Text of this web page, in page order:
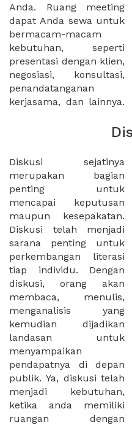
Anda. Ruang meeting
dapat Anda sewa untuk
bermacam-macam
kebutuhan, seperti
presentasi dengan klien,
negosiasi, konsultasi,
penandatanganan
kerjasama, dan lainnya.
XWORK akan
mempermudah
meeting Anda dan
membuat klien Anda
puas dengan meeting
Diskusi sejatinya
merupakan bagian
penting untuk
mencapai keputusan
maupun kesepakatan.
Diskusi telah menjadi
sarana penting untuk
perkembangan literasi
tiap individu. Dengan
diskusi, orang akan
membaca, menulis,
menganalisis yang
kemudian dijadikan
landasan untuk
menyampaikan
pendapatnya di depan
publik. Ya, diskusi telah
menjadi kebutuhan,
ketika anda memiliki
ruangan dengan
diskusi denan suasana
yang berbeda. Anda
memerlukan ruangan
yang tepat. Dan
memastikan ruangan
yan tersedia. Terlepas
dari apakah anda
mencari bentuk
ruangan yang seperti
apapun di XWORK telah
tersedia pilihan yang
sesuai kebutuha anda.
Penetapan harga kami
yang terjangkau dan
fleksibel
memungkinkan kalian
tida perlu
mengkhawatirkan biaya
sehingga fokus
terhadap diskusi yang